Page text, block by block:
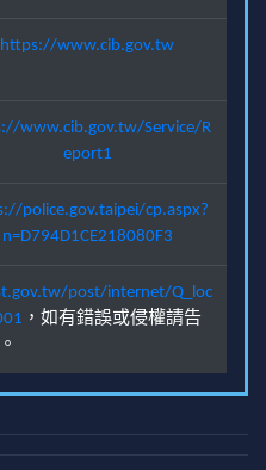
https://www.cib.gov.tw
www.cib.gov.tw/Service/R
eport1
police.gov.taipei/cp.aspx?
n=D794D1CE218080F3
post/internet/Q_loc
，如有錯誤或侵權請告